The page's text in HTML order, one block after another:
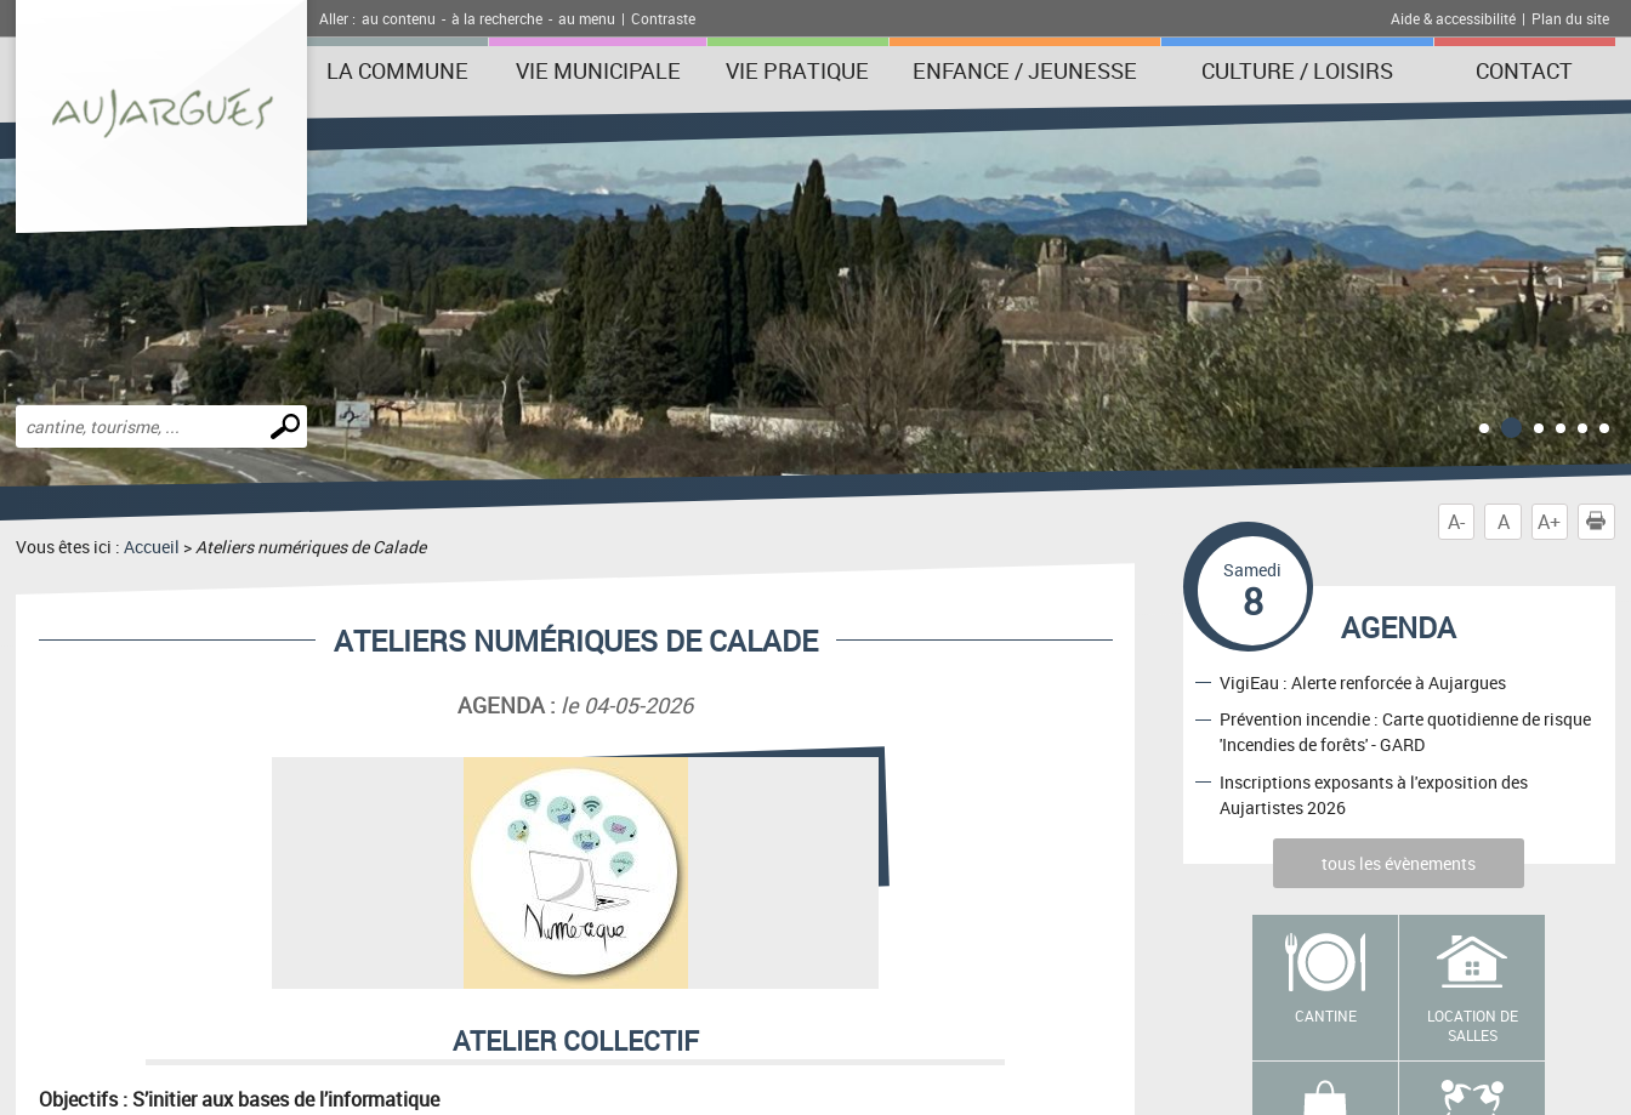
Aller : au contenu - à la recherche - au menu | Contraste Aide & accessibilité | Plan du site
LA COMMUNE VIE MUNICIPALE VIE PRATIQUE ENFANCE / JEUNESSE CULTURE / LOISIRS CONTACT
Effectuer
une
recherche
A- A A+
Vous êtes ici :Accueil >Ateliers numériques de Calade
ATELIERS NUMÉRIQUES DE CALADE
AGENDA : le 04-05-2026
ATELIER COLLECTIF
Objectifs : S’initier aux bases de l’informatique
AGENDA
Samedi
8
VigiEau : Alerte renforcée à Aujargues
Prévention incendie : Carte quotidienne de risque
'Incendies de forêts' - GARD
Inscriptions exposants à l'exposition des
Aujartistes 2026
tous les évènements
CANTINE
LOCATION DE
SALLES